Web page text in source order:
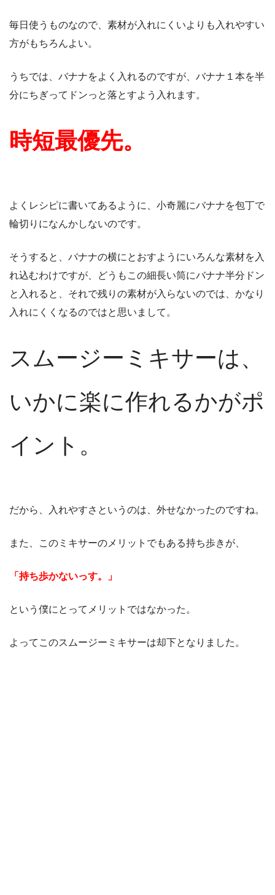
毎日使うものなので、素材が入れにくいよりも入れやすい
方がもちろんよい。
うちでは、バナナをよく入れるのですが、バナナ１本を半
分にちぎってドンっと落とすよう入れます。
時短最優先。
よくレシピに書いてあるように、小奇麗にバナナを包丁で
輪切りになんかしないのです。
そうすると、バナナの横にとおすようにいろんな素材を入
れ込むわけですが、どうもこの細長い筒にバナナ半分ドン
と入れると、それで残りの素材が入らないのでは、かなり
入れにくくなるのではと思いまして。
スムージーミキサーは、
いかに楽に作れるかがポ
イント。
だから、入れやすさというのは、外せなかったのですね。
また、このミキサーのメリットでもある持ち歩きが、
「持ち歩かないっす。」
という僕にとってメリットではなかった。
よってこのスムージーミキサーは却下となりました。